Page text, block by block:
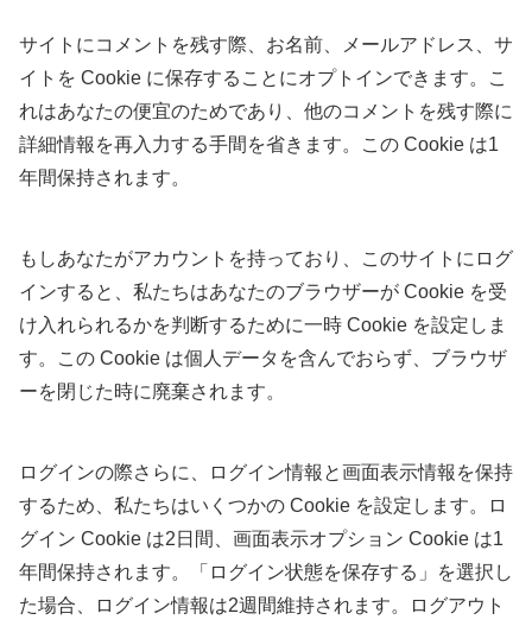
サイトにコメントを残す際、お名前、メールアドレス、サ
イトを Cookie に保存することにオプトインできます。こ
れはあなたの便宜のためであり、他のコメントを残す際に
詳細情報を再入力する手間を省きます。この Cookie は1
年間保持されます。
もしあなたがアカウントを持っており、このサイトにログ
インすると、私たちはあなたのブラウザーが Cookie を受
け入れられるかを判断するために一時 Cookie を設定しま
す。この Cookie は個人データを含んでおらず、ブラウザ
ーを閉じた時に廃棄されます。
ログインの際さらに、ログイン情報と画面表示情報を保持
するため、私たちはいくつかの Cookie を設定します。ロ
グイン Cookie は2日間、画面表示オプション Cookie は1
年間保持されます。「ログイン状態を保存する」を選択し
た場合、ログイン情報は2週間維持されます。ログアウト